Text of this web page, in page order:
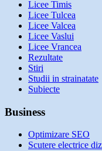
Licee Timis
Licee Tulcea
Licee Valcea
Licee Vaslui
Licee Vrancea
Rezultate
Stiri
Studii in strainatate
Subiecte
Business
Optimizare SEO
Scutere electrice